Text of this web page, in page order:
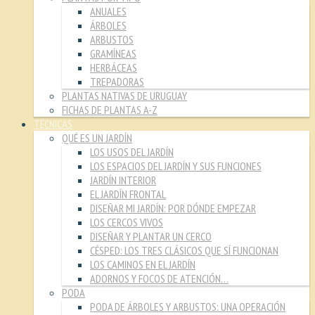
ANUALES
ÁRBOLES
ARBUSTOS
GRAMÍNEAS
HERBÁCEAS
TREPADORAS
PLANTAS NATIVAS DE URUGUAY
FICHAS DE PLANTAS A-Z
TÉCNICAS
QUÉ ES UN JARDÍN
LOS USOS DEL JARDÍN
LOS ESPACIOS DEL JARDÍN Y SUS FUNCIONES
JARDÍN INTERIOR
EL JARDÍN FRONTAL
DISEÑAR MI JARDÍN: POR DÓNDE EMPEZAR
LOS CERCOS VIVOS
DISEÑAR Y PLANTAR UN CERCO
CÉSPED: LOS TRES CLÁSICOS QUE SÍ FUNCIONAN
LOS CAMINOS EN EL JARDÍN
ADORNOS Y FOCOS DE ATENCIÓN…
PODA
PODA DE ÁRBOLES Y ARBUSTOS: UNA OPERACIÓN